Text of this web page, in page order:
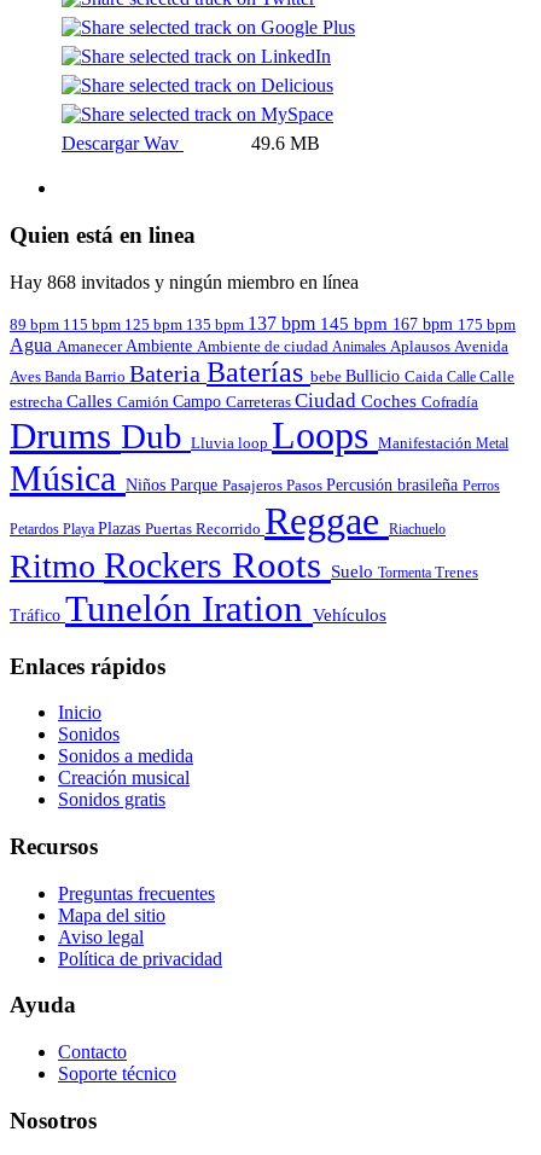
Descargar Wav 49.6 MB
Quien está en linea
Hay 868 invitados y ningún miembro en línea
89 bpm 115 bpm 125 bpm 135 bpm 137 bpm 145 bpm 167 bpm 175 bpm
Agua Amanecer Ambiente Ambiente de ciudad Animales Aplausos Avenida
Aves Banda Barrio Bateria Baterías bebe Bullicio Caida Calle Calle
estrecha Calles Camión Campo Carreteras Ciudad Coches Cofradía
Drums Dub Lluvia loop Loops Manifestación Metal
Música Niños Parque Pasajeros Pasos Percusión brasileña Perros
Petardos Playa Plazas Puertas Recorrido Reggae Riachuelo
Ritmo Rockers Roots Suelo Tormenta Trenes
Tráfico Tunelón Iration Vehículos
Enlaces rápidos
Inicio
Sonidos
Sonidos a medida
Creación musical
Sonidos gratis
Recursos
Preguntas frecuentes
Mapa del sitio
Aviso legal
Política de privacidad
Ayuda
Contacto
Soporte técnico
Nosotros